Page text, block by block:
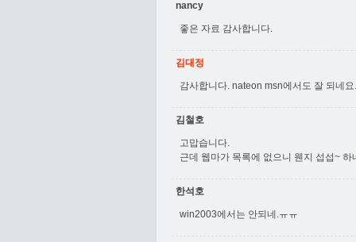
nancy
좋은 자료 감사합니다.
김대정
감사합니다. nateon msn에서도 잘 되네
김철호
고맙습니다.
근데 웹마가 목록에 없으니 웬지 섭섭~ 하
한석호
win2003에서는 안되네.ㅠㅠ